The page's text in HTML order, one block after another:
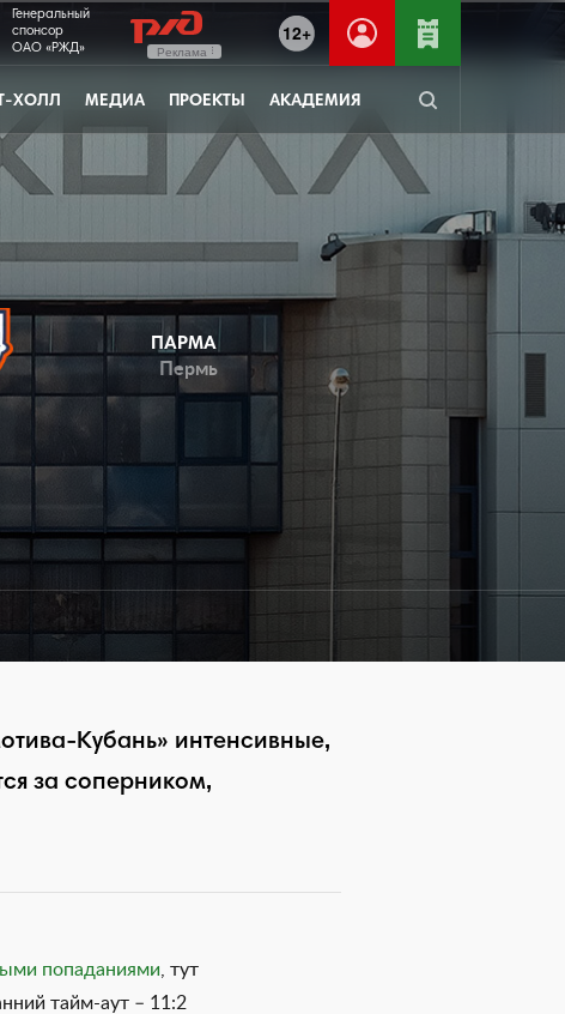
12+
Генеральный
спонсор
ОАО «РЖД»
Реклама
ХОЛЛ МЕДИА ПРОЕКТЫ АКАДЕМИЯ
ПАРМА
Пермь
Кубань» интенсивные,
за соперником,
попаданиями , тут
тайм-аут – 11:2